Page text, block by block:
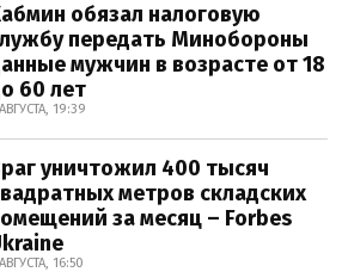
обязал налоговую
передать Минобороны
мужчин в возрасте от 18
60 лет
19:39
уничтожил 400 тысяч
метров складских
за месяц – Forbes
16:50